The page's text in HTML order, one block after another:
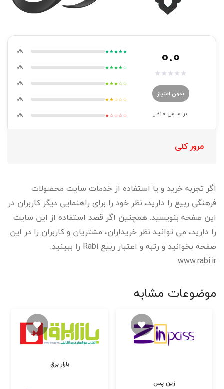
0.0
★
★
★
★
★
بدون امتیاز
بر اساس 0 نظر
★★★★★
0%
★★★★☆
0%
★★★☆☆
0%
★★☆☆☆
0%
★☆☆☆☆
0%
مرور کلی
اگر تجربه خرید و یا استفاده از خدمات سایت محصولات
فرهنگی ربیع را دارید، نظر خود را برای راهنمایی دیگر کاربران در
این صفحه بنویسید. همچنین اگر قصد استفاده از این سایت
را دارید، می توانید نظر خریداران، مشتریان و کاربران را در این
صفحه بخوانید و رتبه و اعتبار ربیع Rabi را ببینید.
www.rabi.ir
موضوعات مشابه
بازار برق
زین پس